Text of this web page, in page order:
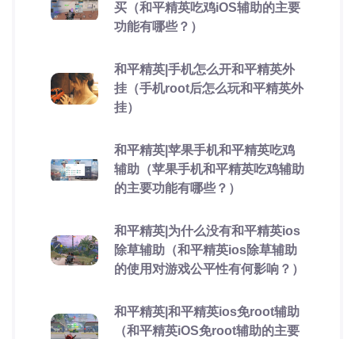
买（和平精英吃鸡iOS辅助的主要
功能有哪些？）
和平精英|手机怎么开和平精英外
挂（手机root后怎么玩和平精英外
挂）
和平精英|苹果手机和平精英吃鸡
辅助（苹果手机和平精英吃鸡辅助
的主要功能有哪些？）
和平精英|为什么没有和平精英ios
除草辅助（和平精英ios除草辅助
的使用对游戏公平性有何影响？）
和平精英|和平精英ios免root辅助
（和平精英iOS免root辅助的主要